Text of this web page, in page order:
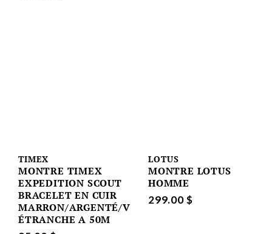
TIMEX
MONTRE TIMEX
EXPEDITION SCOUT
BRACELET EN CUIR
MARRON/ARGENTÉ/VERT
ÉTRANCHE A 50M
LOTUS
MONTRE LOTUS
HOMME
299.00 $